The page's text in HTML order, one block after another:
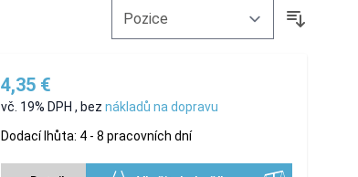
4,35 €
vč. 19% DPH , bez nákladů na dopravu
Dodací lhůta: 4 - 8 pracovních dní